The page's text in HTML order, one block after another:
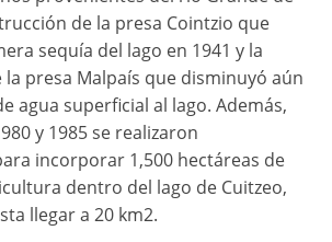
de la presa Cointzio que
sequía del lago en 1941 y la
presa Malpaís que disminuyó aún
agua superficial al lago. Además,
y 1985 se realizaron
incorporar 1,500 hectáreas de
dentro del lago de Cuitzeo,
llegar a 20 km2.